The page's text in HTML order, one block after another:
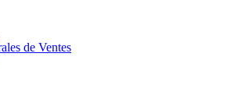
de Ventes